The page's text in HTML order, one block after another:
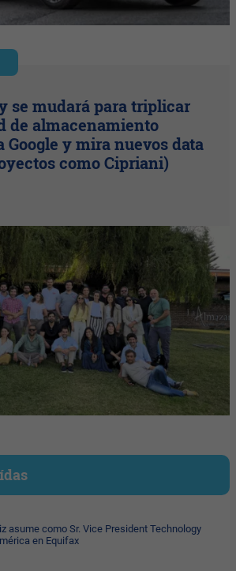
se mudará para triplicar
de almacenamiento
Google y mira nuevos data
como Cipriani)
asume como Sr. Vice President Technology
en Equifax